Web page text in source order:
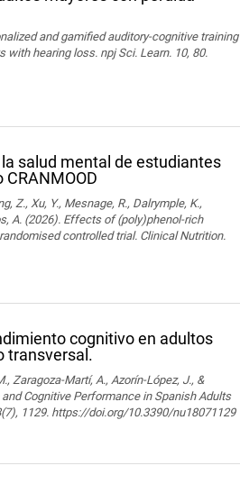
and gamified auditory-cognitive training
hearing loss. npj Sci. Learn. 10, 80.
salud mental de estudiantes
Z., Xu, Y., Mesnage, R., Dalrymple, K.,
A. (2026). Effects of (poly)phenol-rich
controlled trial. Clinical Nutrition.
cognitivo en adultos
transversal.
Zaragoza-Martí, A., Azorín-López, J., &
Cognitive Performance in Spanish Adults
1129. https://doi.org/10.3390/nu18071129